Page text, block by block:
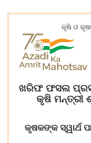
କୃଷି ଓ
ଖରିଫ ଫସଲ
କୃଷି ମନ୍ତ୍ରୀ
କୃଷକଙ୍କ ସ୍ୱାର୍ଥ